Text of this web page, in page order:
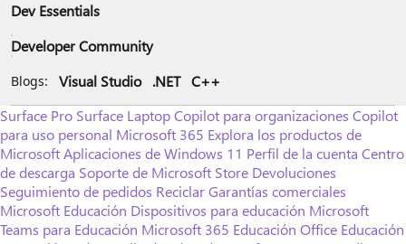
Dev Essentials
Developer Community
Blogs: Visual Studio .NET C++
Surface Pro Surface LaptopCopilot para organizaciones Copilot
para uso personal Microsoft 365 Explora los productos de
MicrosoftAplicaciones de Windows 11 Perfil de la cuenta Centro
de descarga Soporte de Microsoft Store Devoluciones
Seguimiento de pedidos ReciclarGarantías comerciales
Microsoft Educación Dispositivos para educación Microsoft
Teams para Educación Microsoft 365 Educación Office Educación